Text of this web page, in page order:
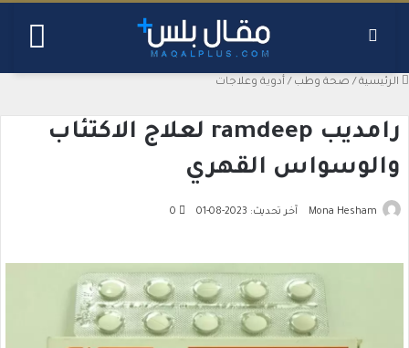
الرئيسية / صحة وطب / أدوية وعلاجات
رامديب ramdeep لعلاج الاكتئاب
والوسواس القهري
Mona Hesham آخر تحديث: 2023-08-01 0